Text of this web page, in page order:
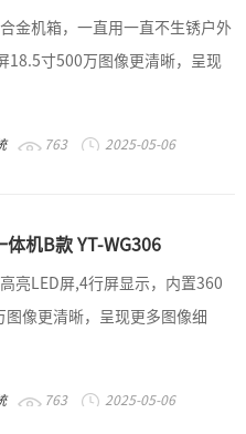
金机箱，一直用一直不生锈户外
18.5寸500万图像更清晰，呈现
763 2025-05-06
体机B款 YT-WG306
亮LED屏,4行屏显示，内置360
图像更清晰，呈现更多图像细
763 2025-05-06